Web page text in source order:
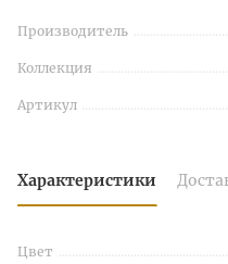
Производитель
Коллекция
Артикул
Характеристики
Цвет